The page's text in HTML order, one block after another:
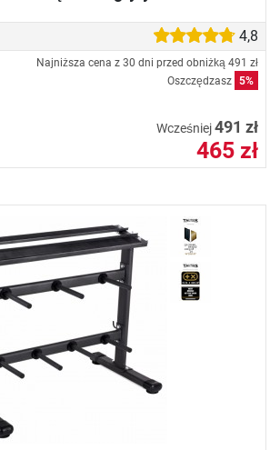
4,8
Najniższa cena z 30 dni przed obniżką 491 zł
Oszczędzasz 5%
Wcześniej491 zł
465 zł